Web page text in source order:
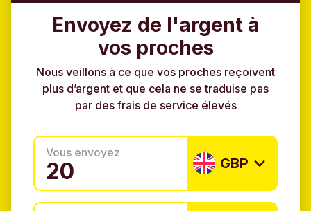
Envoyez de l'argent à
vos proches
Nous veillons à ce que vos proches reçoivent
plus d’argent et que cela ne se traduise pas
par des frais de service élevés
Vous envoyez
GBP